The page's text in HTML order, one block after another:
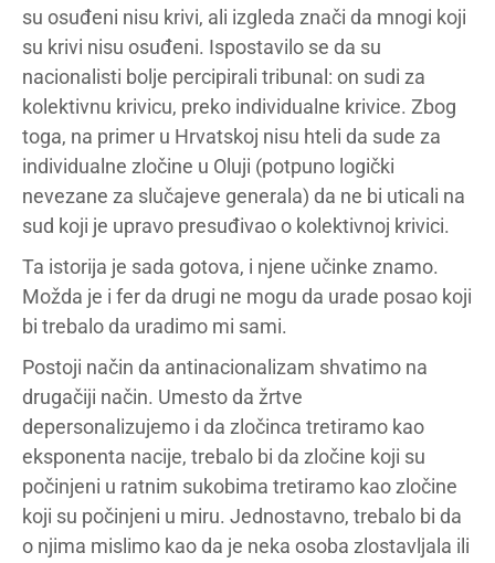
su osuđeni nisu krivi, ali izgleda znači da mnogi koji
su krivi nisu osuđeni. Ispostavilo se da su
nacionalisti bolje percipirali tribunal: on sudi za
kolektivnu krivicu, preko individualne krivice. Zbog
toga, na primer u Hrvatskoj nisu hteli da sude za
individualne zločine u Oluji (potpuno logički
nevezane za slučajeve generala) da ne bi uticali na
sud koji je upravo presuđivao o kolektivnoj krivici.
Ta istorija je sada gotova, i njene učinke znamo.
Možda je i fer da drugi ne mogu da urade posao koji
bi trebalo da uradimo mi sami.
Postoji način da antinacionalizam shvatimo na
drugačiji način. Umesto da žrtve
depersonalizujemo i da zločinca tretiramo kao
eksponenta nacije, trebalo bi da zločine koji su
počinjeni u ratnim sukobima tretiramo kao zločine
koji su počinjeni u miru. Jednostavno, trebalo bi da
o njima mislimo kao da je neka osoba zlostavljala ili